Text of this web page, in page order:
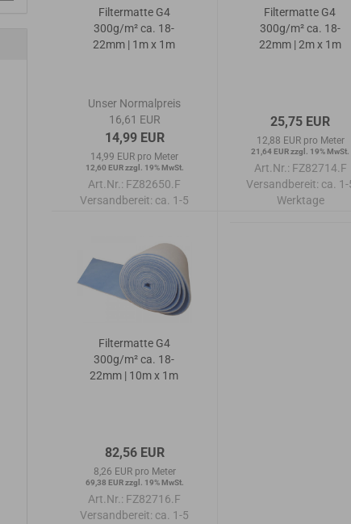
Filtermatte G4
300g/m² ca. 18-
22mm | 1m x 1m
Unser Normalpreis
16,61 EUR
14,99 EUR
14,99 EUR pro Meter
12,60 EUR zzgl. 19% MwSt.
Art.Nr.: FZ82650.F
Versandbereit: ca. 1-5
Filtermatte G4
300g/m² ca. 18-
22mm | 2m x 1m
25,75 EUR
12,88 EUR pro Meter
21,64 EUR zzgl. 19% MwSt.
Art.Nr.: FZ82714.F
Versandbereit: ca. 1-
Werktage
Filtermatte G4
300g/m² ca. 18-
22mm | 10m x 1m
82,56 EUR
8,26 EUR pro Meter
69,38 EUR zzgl. 19% MwSt.
Art.Nr.: FZ82716.F
Versandbereit: ca. 1-5